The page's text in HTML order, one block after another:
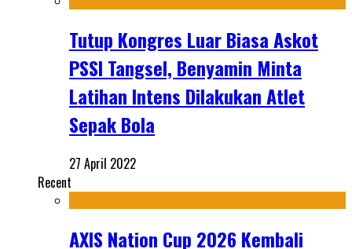
Tutup Kongres Luar Biasa Askot
PSSI Tangsel, Benyamin Minta
Latihan Intens Dilakukan Atlet
Sepak Bola
27 April 2022
Recent
AXIS Nation Cup 2026 Kembali